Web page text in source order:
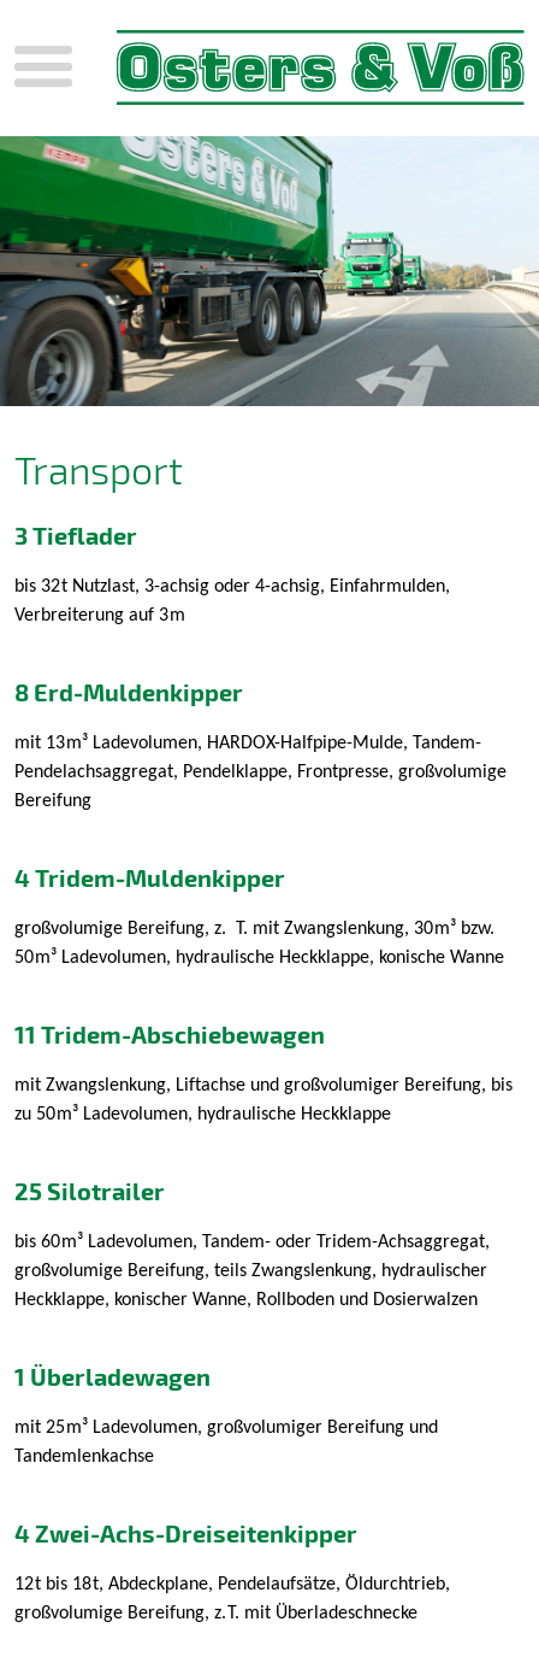
Menü
Transport
3 Tieflader
bis 32t Nutzlast, 3-achsig oder 4-achsig, Einfahrmulden,
Verbreiterung auf 3m
8 Erd-Muldenkipper
mit 13m³ Ladevolumen, HARDOX-Halfpipe-Mulde, Tandem-
Pendelachsaggregat, Pendelklappe, Frontpresse, großvolumige
Bereifung
4 Tridem-Muldenkipper
großvolumige Bereifung, z. T. mit Zwangslenkung, 30m³ bzw.
50m³ Ladevolumen, hydraulische Heckklappe, konische Wanne
11 Tridem-Abschiebewagen
mit Zwangslenkung, Liftachse und großvolumiger Bereifung, bis
zu 50m³ Ladevolumen, hydraulische Heckklappe
25 Silotrailer
bis 60m³ Ladevolumen, Tandem- oder Tridem-Achsaggregat,
großvolumige Bereifung, teils Zwangslenkung, hydraulischer
Heckklappe, konischer Wanne, Rollboden und Dosierwalzen
1 Überladewagen
mit 25m³ Ladevolumen, großvolumiger Bereifung und
Tandemlenkachse
4 Zwei-Achs-Dreiseitenkipper
12t bis 18t, Abdeckplane, Pendelaufsätze, Öldurchtrieb,
großvolumige Bereifung, z.T. mit Überladeschnecke